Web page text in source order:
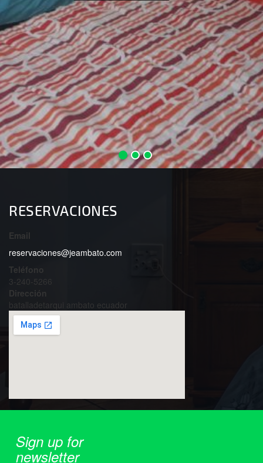
RESERVACIONES
Email
reservaciones@jeambato.com
Teléfono
3-240-5266
Dirección
batalladetarqui ambato ecuador
Sign up for
newsletter